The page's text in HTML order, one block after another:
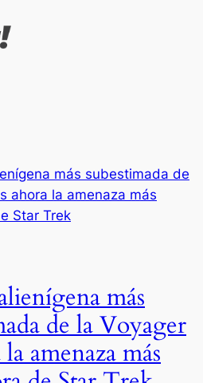
más
de la Voyager
amenaza más